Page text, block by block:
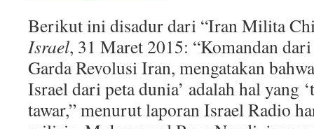
Berikut ini disadur dari “Iran Milita
Israel, 31 Maret 2015: “Komandan
Garda Revolusi Iran, mengatakan
Israel dari peta dunia’ adalah hal yang
tawar,” menurut laporan Israel Radio